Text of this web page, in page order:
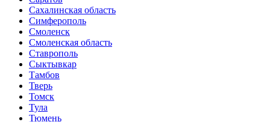
Сахалинская область
Симферополь
Смоленск
Смоленская область
Ставрополь
Сыктывкар
Тамбов
Тверь
Томск
Тула
Тюмень